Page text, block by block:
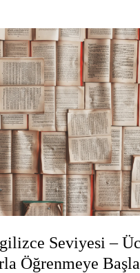
Seviyesi –
Öğrenmeye Başla